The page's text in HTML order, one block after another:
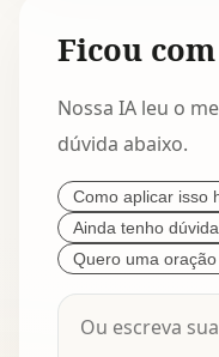
Ficou
Nossa IA leu o
dúvida abaixo.
Como aplicar isso
Ainda tenho
Quero uma